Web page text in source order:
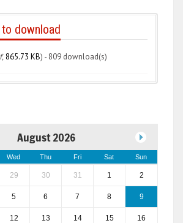
download
865.73 KB) - 809 download(s)
August 2026
Wed Thu Fri Sat Sun
29 30 31 1 2
5 6 7 8 9
12 13 14 15 16